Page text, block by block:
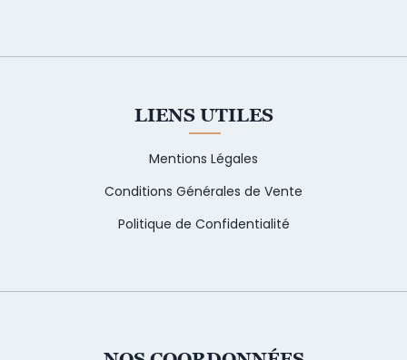
LIENS UTILES
Mentions Légales
Conditions Générales de Vente
Politique de Confidentialité